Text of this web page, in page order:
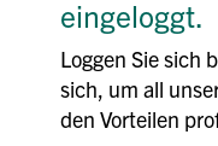
eingeloggt.
Loggen Sie sich
sich, um all
den Vorteilen